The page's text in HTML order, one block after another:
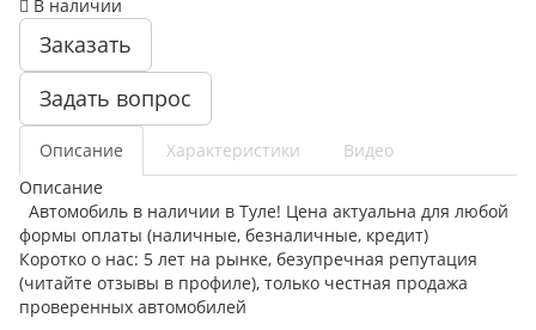
В наличии
Заказать
Задать вопрос
Описание Характеристики
Видео
Описание
Автомобиль в наличии в Туле! Цена актуальна для любой
формы оплаты (наличные, безналичные, кредит)
Коротко о нас: 5 лет на рынке, безупречная репутация
(читайте отзывы в профиле), только честная продажа
проверенных автомобилей